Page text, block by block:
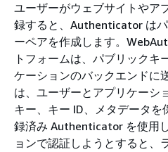
ユーザーがウェブサイトや
録すると、Authenticator は
ーペアを作成します。
トフォームは、パブリックキ
ケーションのバックエンド
は、ユーザーとアプリケーシ
キー、キー ID、メタデータ
録済み Authenticator を使用
ョンで認証しようとすると、